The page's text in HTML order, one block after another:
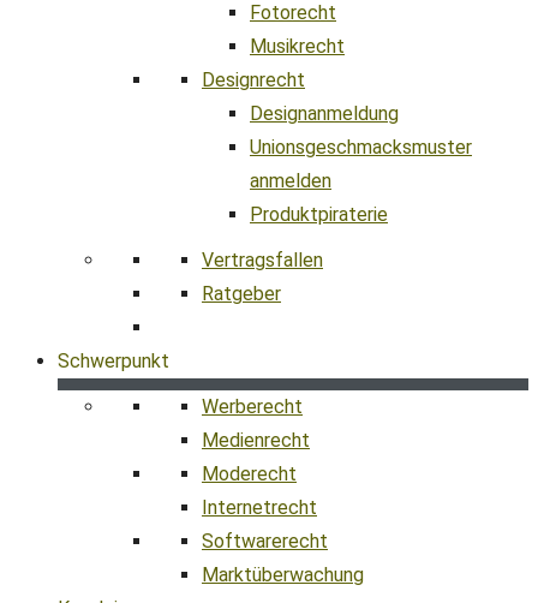
Fotorecht
Musikrecht
Designrecht
Designanmeldung
Unionsgeschmacksmuster
anmelden
Produktpiraterie
Vertragsfallen
Ratgeber
Schwerpunkt
Werberecht
Medienrecht
Moderecht
Internetrecht
Softwarerecht
Marktüberwachung